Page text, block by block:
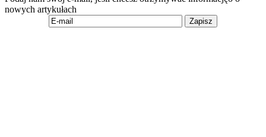
nowych artykułach
Zapisz